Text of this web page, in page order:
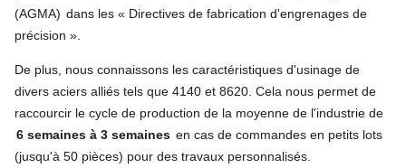
(AGMA) dans les « Directives de fabrication d'engrenages de
précision ».
De plus, nous connaissons les caractéristiques d'usinage de
divers aciers alliés tels que 4140 et 8620. Cela nous permet de
raccourcir le cycle de production de la moyenne de l'industrie de
6 semaines à 3 semaines en cas de commandes en petits lots
(jusqu'à 50 pièces) pour des travaux personnalisés.